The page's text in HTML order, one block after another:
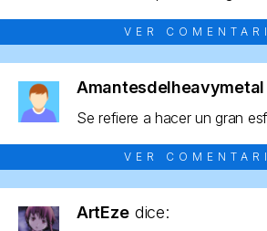
VER
Amantesdelheavymetal
Se refiere a hacer un gran
VER
ArtEze dice: